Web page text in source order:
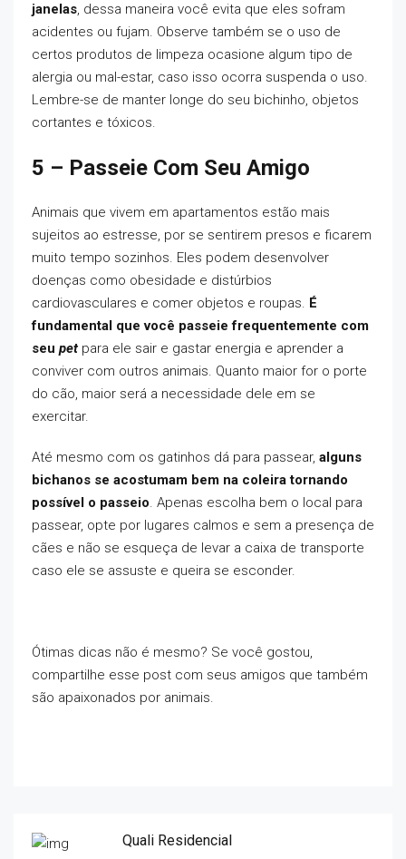
janelas, dessa maneira você evita que eles sofram
acidentes ou fujam. Observe também se o uso de
certos produtos de limpeza ocasione algum tipo de
alergia ou mal-estar, caso isso ocorra suspenda o uso.
Lembre-se de manter longe do seu bichinho, objetos
cortantes e tóxicos.
5 – Passeie Com Seu Amigo
Animais que vivem em apartamentos estão mais
sujeitos ao estresse, por se sentirem presos e ficarem
muito tempo sozinhos. Eles podem desenvolver
doenças como obesidade e distúrbios
cardiovasculares e comer objetos e roupas. É
fundamental que você passeie frequentemente com
seu pet para ele sair e gastar energia e aprender a
conviver com outros animais. Quanto maior for o porte
do cão, maior será a necessidade dele em se
exercitar.
Até mesmo com os gatinhos dá para passear, alguns
bichanos se acostumam bem na coleira tornando
possível o passeio. Apenas escolha bem o local para
passear, opte por lugares calmos e sem a presença de
cães e não se esqueça de levar a caixa de transporte
caso ele se assuste e queira se esconder.
Ótimas dicas não é mesmo? Se você gostou,
compartilhe esse post com seus amigos que também
são apaixonados por animais.
Quali Residencial